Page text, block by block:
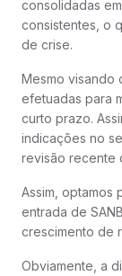
consolidadas
consistentes, o
de crise.
Mesmo visando
efetuadas para
curto prazo.
indicações no
revisão recente
Assim, optamos
entrada de
crescimento de
Obviamente, a